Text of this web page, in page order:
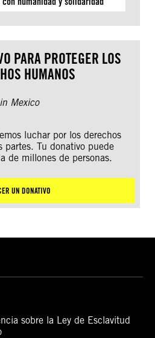
PARA PROTEGER LOS
HUMANOS
luchar por los derechos
partes. Tu donativo puede
de millones de personas.
UN DONATIVO
sobre la Ley de Esclavitud